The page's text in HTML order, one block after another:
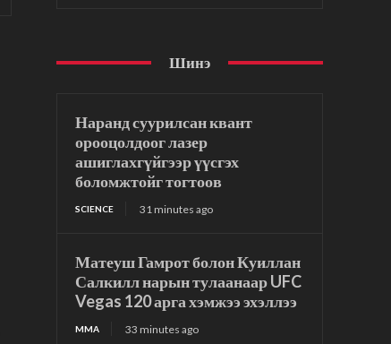
Шинэ
Наранд суурилсан квант
орооцолдоог лазер
ашиглахгүйгээр үүсгэх
боломжтойг тогтоов
SCIENCE 31 minutes ago
Матеуш Гамрот болон Куиллан
Салкилл нарын тулаанаар UFC
Vegas 120 арга хэмжээ эхэллээ
MMA 33 minutes ago